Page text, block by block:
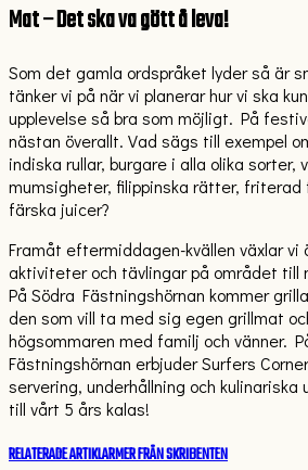
Mat – Det ska va gött å leva!
Som det gamla ordspråket lyder så är
tänker vi på när vi planerar hur vi ska
upplevelse så bra som möjligt. På
nästan överallt. Vad sägs till exempel
indiska rullar, burgare i alla olika sorter,
mumsigheter, filippinska rätter, friterad
färska juicer?
Framåt eftermiddagen-kvällen växlar vi
aktiviteter och tävlingar på området till
På Södra Fästningshörnan kommer
den som vill ta med sig egen grillmat
högsommaren med familj och vänner.
Fästningshörnan erbjuder Surfers
servering, underhållning och kulinariska
till vårt 5 års kalas!
RELATERADE ARTIKLARMER FRÅN SKRIBENTEN